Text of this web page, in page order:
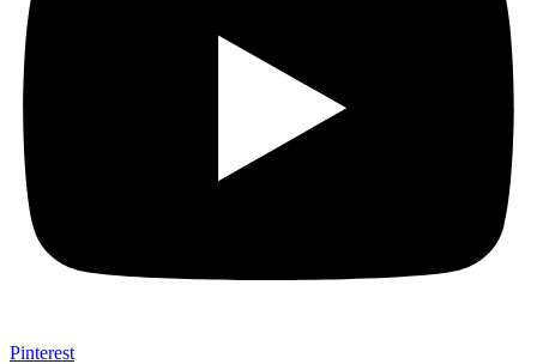
Pinterest